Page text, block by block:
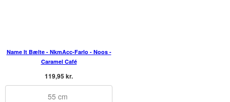
Name It Bælte - NkmAcc-Farlo - Noos -
Caramel Café
119,95 kr.
55 cm